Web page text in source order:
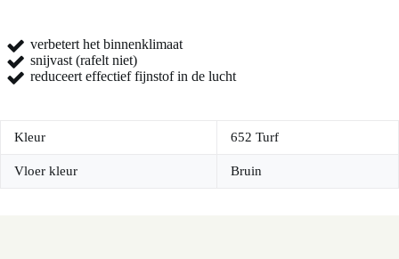
verbetert het binnenklimaat
snijvast (rafelt niet)
reduceert effectief fijnstof in de lucht
Kleur 652 Turf
Vloer kleur Bruin